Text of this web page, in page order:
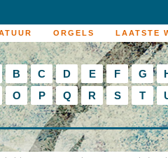
ORGELS LAATSTE
B C D E F G
O P Q R S T